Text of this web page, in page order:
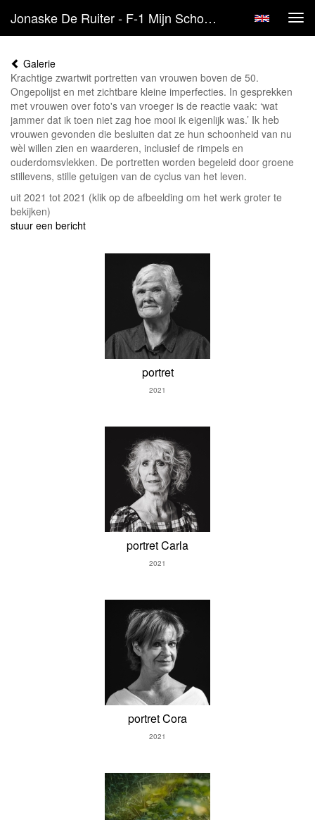
Jonaske De Ruiter - F-1 Mijn Schoonheid Zie Ik Nu - Een Serie Krachtige Vrouwenportretten
Galerie
Krachtige zwartwit portretten van vrouwen boven de 50.
Ongepolijst en met zichtbare kleine imperfecties. In gesprekken
met vrouwen over foto's van vroeger is de reactie vaak: ‘wat
jammer dat ik toen niet zag hoe mooi ik eigenlijk was.’ Ik heb
vrouwen gevonden die besluiten dat ze hun schoonheid van nu
wèl willen zien en waarderen, inclusief de rimpels en
ouderdomsvlekken. De portretten worden begeleid door groene
stillevens, stille getuigen van de cyclus van het leven.
uit 2021 tot 2021 (klik op de afbeelding om het werk groter te
bekijken)
stuur een bericht
portret
2021
portret Carla
2021
portret Cora
2021